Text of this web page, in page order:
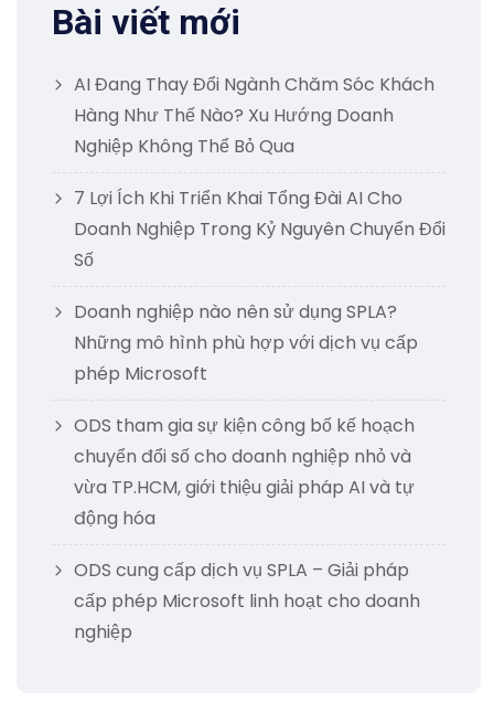
Bài viết mới
AI Đang Thay Đổi Ngành Chăm Sóc Khách
Hàng Như Thế Nào? Xu Hướng Doanh
Nghiệp Không Thể Bỏ Qua
7 Lợi Ích Khi Triển Khai Tổng Đài AI Cho
Doanh Nghiệp Trong Kỷ Nguyên Chuyển Đổi
Số
Doanh nghiệp nào nên sử dụng SPLA?
Những mô hình phù hợp với dịch vụ cấp
phép Microsoft
ODS tham gia sự kiện công bố kế hoạch
chuyển đổi số cho doanh nghiệp nhỏ và
vừa TP.HCM, giới thiệu giải pháp AI và tự
động hóa
ODS cung cấp dịch vụ SPLA – Giải pháp
cấp phép Microsoft linh hoạt cho doanh
nghiệp